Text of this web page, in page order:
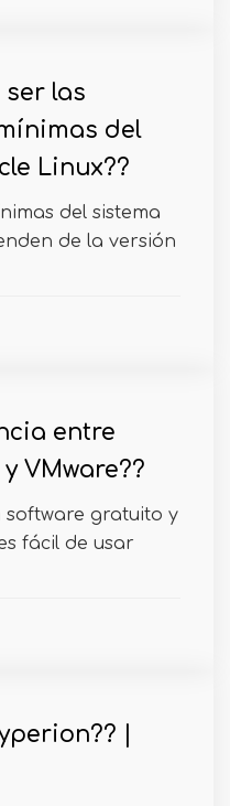
las
del
Linux??
del sistema
de la versión
entre
VMware??
software gratuito y
fácil de usar
|